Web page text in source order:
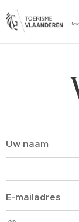
Uw naam
E-mailadres